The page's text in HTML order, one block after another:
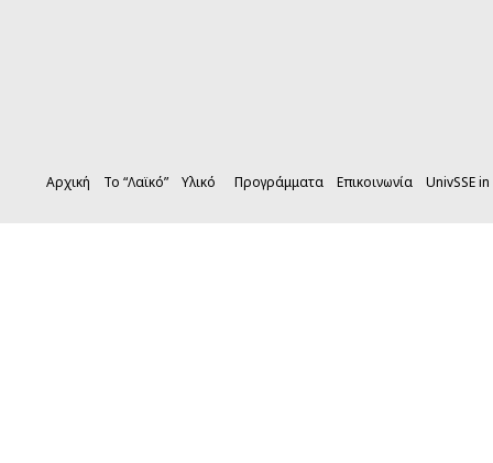
Αρχική Το “Λαϊκό” Υλικό Προγράμματα Επικοινωνία UnivSSE